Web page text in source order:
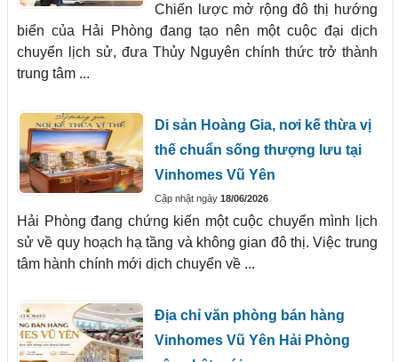
Chiến lược mở rộng đô thị hướng
biển của Hải Phòng đang tạo nên một cuộc đại dịch
chuyển lịch sử, đưa Thủy Nguyên chính thức trở thành
trung tâm ...
Di sản Hoàng Gia, nơi kế thừa vị
thế chuẩn sống thượng lưu tại
Vinhomes Vũ Yên
Cập nhật ngày 18/06/2026
Hải Phòng đang chứng kiến một cuộc chuyển mình lịch
sử về quy hoạch hạ tầng và không gian đô thị. Việc trung
tâm hành chính mới dịch chuyển về ...
Địa chỉ văn phòng bán hàng
Vinhomes Vũ Yên Hải Phòng